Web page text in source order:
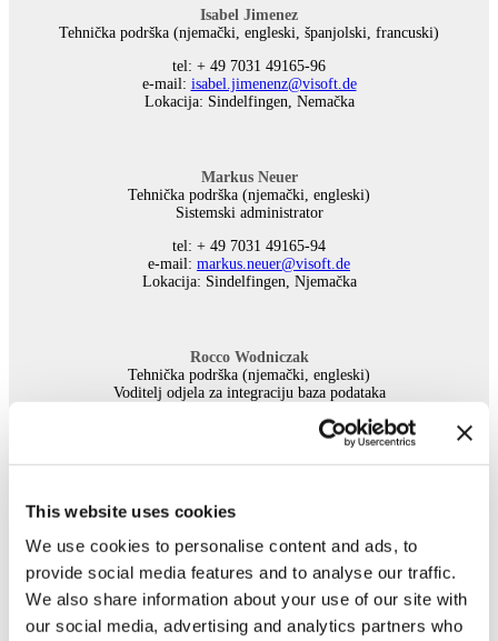
This website uses cookies
We use cookies to personalise content and ads, to
provide social media features and to analyse our traffic.
We also share information about your use of our site with
our social media, advertising and analytics partners who
Isabel Jimenez
Tehnička podrška (njemački, engleski, španjolski, francuski)
tel: + 49 7031 49165-96
е-mail: isabel.jimenenz@visoft.de
Lokacija: Sindelfingen, Nemačka
Markus Neuer
Tehnička podrška (njemački, engleski)
Sistemski administrator
tel: + 49 7031 49165-94
е-mail: markus.neuer@visoft.de
Lokacija: Sindelfingen, Njemačka
Rocco Wodniczak
Tehnička podrška (njemački, engleski)
Voditelj odjela za integraciju baza podataka
tel: + 49 7031 49165-98
rocco.wodniczak@visoft.de
Lokacija: Sindelfingen, Njemačka
Jurij Lasbaher, mag. posl.
Tehnička podrška (slovenski, hrvatski, srpski, engleski)
i edukacija
е-mail:jurij.lasbaher@visoft.de
Lokacija: Slovenj Gradec, Slovenija